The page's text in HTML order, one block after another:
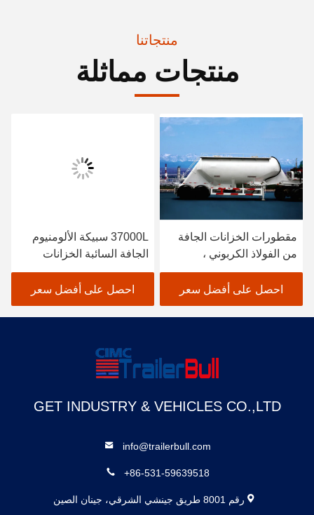
منتجاتنا
منتجات مماثلة
مقطورات الخزانات الجافة
من الفولاذ الكربوني ،
مقطورات نقل الأسمنت
الجافاحصل على أفضل سعر
37000L سبيكة الألومنيوم
الجافة السائبة الخزانات
المضغوطة مع ثلاثة محاور
احصل على أفضل سعر
GET INDUSTRY & VEHICLES CO.,LTD
info@trailerbull.com
+86-531-59639518
رقم 8001 طريق جينشي الشرقي، جينان الصين